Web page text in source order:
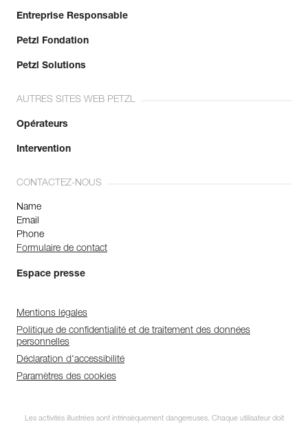
Entreprise Responsable
Petzl Fondation
Petzl Solutions
AUTRES SITES WEB PETZL
Opérateurs
Intervention
CONTACTEZ-NOUS
Name
Email
Phone
Formulaire de contact
Espace presse
Mentions légales
Politique de confidentialité et de traitement des données
personnelles
Déclaration d'accessibilité
Paramètres des cookies
Les activités illustrées sont intrinsèquement dangereuses. Chaque utilisateur doit